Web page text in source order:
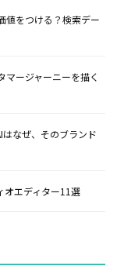
値をつける？検索デー
マージャーニーを描く
はなぜ、そのブランド
オエディター11選